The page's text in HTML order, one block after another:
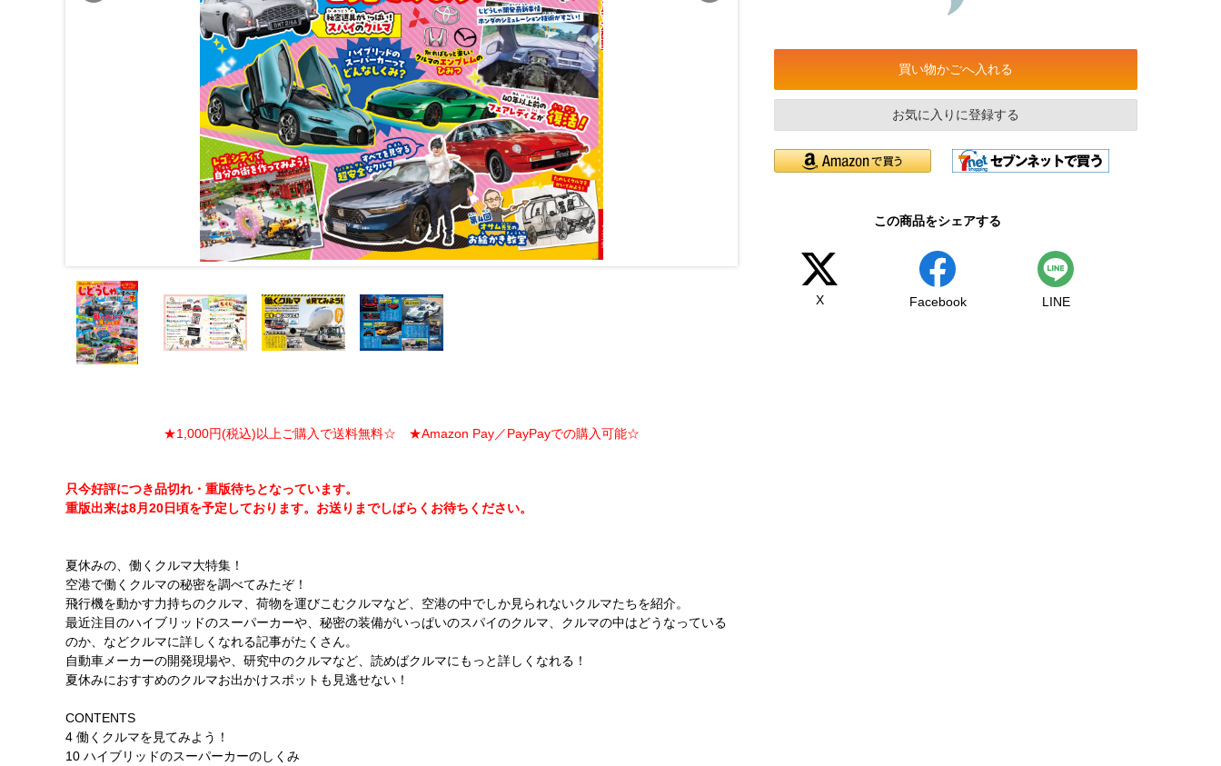
★1,000円(税込)以上ご購入で送料無料☆ ★Amazon Pay／PayPayでの購入可能☆
只今好評につき品切れ・重版待ちとなっています。
重版出来は8月20日頃を予定しております。お送りまでしばらくお待ちください。
夏休みの、働くクルマ大特集！
空港で働くクルマの秘密を調べてみたぞ！
飛行機を動かす力持ちのクルマ、荷物を運びこむクルマなど、空港の中でしか見られないクルマたちを紹介。
最近注目のハイブリッドのスーパーカーや、秘密の装備がいっぱいのスパイのクルマ、クルマの中はどうなっている
のか、などクルマに詳しくなれる記事がたくさん。
自動車メーカーの開発現場や、研究中のクルマなど、読めばクルマにもっと詳しくなれる！
夏休みにおすすめのクルマお出かけスポットも見逃せない！
CONTENTS
4 働くクルマを見てみよう！
10 ハイブリッドのスーパーカーのしくみ
買い物かごへ入れる
お気に入りに登録する
この商品をシェアする
X Facebook LINE